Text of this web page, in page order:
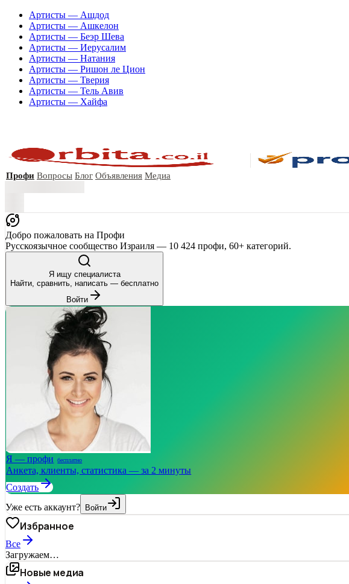
Артисты — Ашдод
Артисты — Ашкелон
Артисты — Беэр Шева
Артисты — Иерусалим
Артисты — Натания
Артисты — Ришон ле Цион
Артисты — Тверия
Артисты — Тель Авив
Артисты — Хайфа
Профи Вопросы Блог Объявления Медиа
Добро пожаловать на Профи
Русскоязычное сообщество Израиля — 10 424 профи, 60+ категорий.
Я ищу специалиста
Найти, сравнить, написать — бесплатно
Войти
Я — профи бесплатно
Анкета, клиенты, статистика — за 2 минуты
Создать
Уже есть аккаунт? Войти
Избранное
Все
Загружаем…
Новые медиа